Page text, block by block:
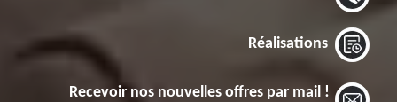
Réalisations
Recevoir nos nouvelles offres par mail !